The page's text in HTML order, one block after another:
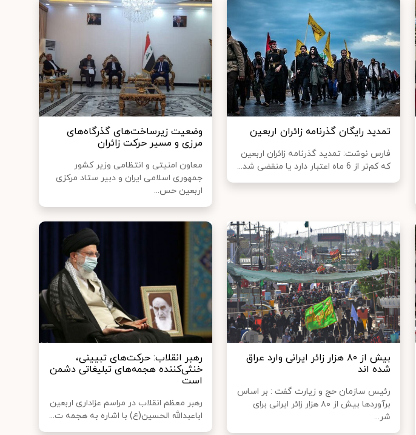
تمدید رایگان گذرنامه زائران اربعین
فارس نوشت: تمدید گذرنامه زائران اربعین
که کم‌تر از 6 ماه اعتبار دارد یا منقضی شد...
وضعیت زیرساخت‌های گذرگاه‌های
مرزی و مسیر حرکت زائران
معاون امنیتی و انتظامی وزیر کشور
جمهوری اسلامی ایران و دبیر ستاد مرکزی
اربعین حس...
بیش از ۸۰ هزار زائر ایرانی وارد عراق
شده اند
رئیس سازمان حج و زیارت گفت : بر اساس
برآوردها بیش از ۸۰ هزار زائر ایرانی برای
شر...
رهبر انقلاب: حرکت‌های تبیینی،
خنثی‌کننده هجمه‌های تبلیغاتی دشمن
است
رهبر معظم انقلاب در مراسم عزاداری اربعین
اباعبدالله الحسین(ع) با اشاره به هجمه ت...